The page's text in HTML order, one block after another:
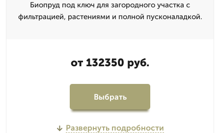
Биопруд под ключ для загородного участка с
фильтрацией, растениями и полной пусконаладкой.
от 132350 руб.
Выбрать
Развернуть подробности